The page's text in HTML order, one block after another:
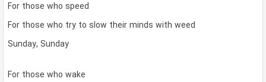
For those who speed
For those who try to slow their minds with weed
Sunday, Sunday
For those who wake